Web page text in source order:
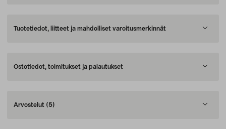
Tuotetiedot, liitteet ja mahdolliset varoitusmerkinnät
Ostotiedot, toimitukset ja palautukset
Arvostelut (5)